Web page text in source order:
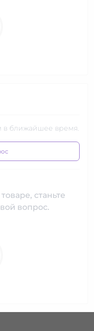
в ближайшее время.
станьте
вопрос.